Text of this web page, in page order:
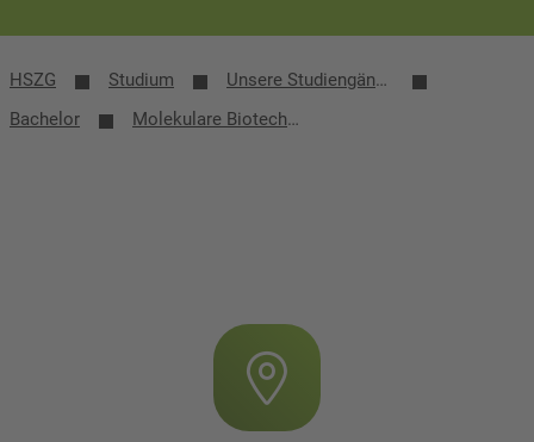
HSZG Studium
Unsere Studiengänge
Bachelor
Molekulare Biotechnologie